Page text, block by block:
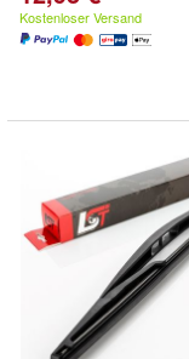
Kostenloser Versand